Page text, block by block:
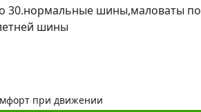
30.нормальные шины,маловаты по
шины
при движении